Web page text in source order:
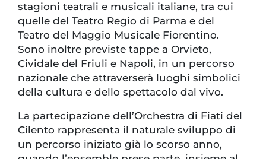
stagioni teatrali e musicali italiane, tra cui
quelle del Teatro Regio di Parma e del
Teatro del Maggio Musicale Fiorentino.
Sono inoltre previste tappe a Orvieto,
Cividale del Friuli e Napoli, in un percorso
nazionale che attraverserà luoghi simbolici
della cultura e dello spettacolo dal vivo.
La partecipazione dell’Orchestra di Fiati del
Cilento rappresenta il naturale sviluppo di
un percorso iniziato già lo scorso anno,